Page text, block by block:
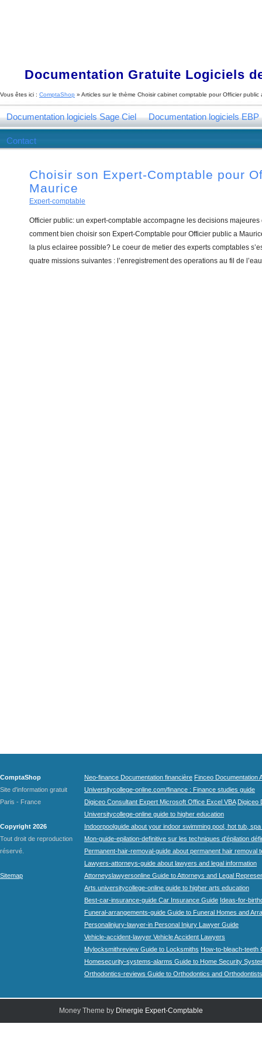
Documentation Gratuite Logiciels
Vous êtes ici : ComptaShop » Articles sur le thème Choisir cabinet comptable pour Officier public
Documentation logiciels Sage Ciel Documentation logiciels EBP
Contact
Choisir son Expert-Comptable pour
Maurice
Expert-comptable
Officier public: un expert-comptable accompagne les decisions
comment bien choisir son Expert-Comptable pour Officier public a
la plus eclairee possible? Le coeur de metier des experts comptables
quatre missions suivantes : l’enregistrement des operations au fil de
ComptaShop
Site d'information gratuit
Paris - France
Copyright 2026
Tout droit de reproduction
réservé.
Sitemap
Neo-finance Documentation financière Finceo Documentation
Universitycollege-online.com/finance : Finance studies guide
Digiceo Consultant Expert Microsoft Office Excel VBA Digiceo
Universitycollege-online guide to higher education
Indoorpoolguide about your indoor swimming pool, hot tub,
Mon-guide-epilation-definitive sur les techniques d'épilation
Permanent-hair-removal-guide about permanent hair removal
Lawyers-attorneys-guide about lawyers and legal information
Attorneyslawyersonline Guide to Attorneys and Legal
Arts.universitycollege-online guide to higher arts education
Best-car-insurance-guide Car Insurance Guide Ideas-for-
Funeral-arrangements-guide Guide to Funeral Homes and
Personalinjury-lawyer-in Personal Injury Lawyer Guide
Vehicle-accident-lawyer Vehicle Accident Lawyers
Mylocksmithreview Guide to Locksmiths How-to-bleach-teeth
Homesecurity-systems-alarms Guide to Home Security
Orthodontics-reviews Guide to Orthodontics and Orthodontists
Money Theme by Dinergie Expert-Comptable